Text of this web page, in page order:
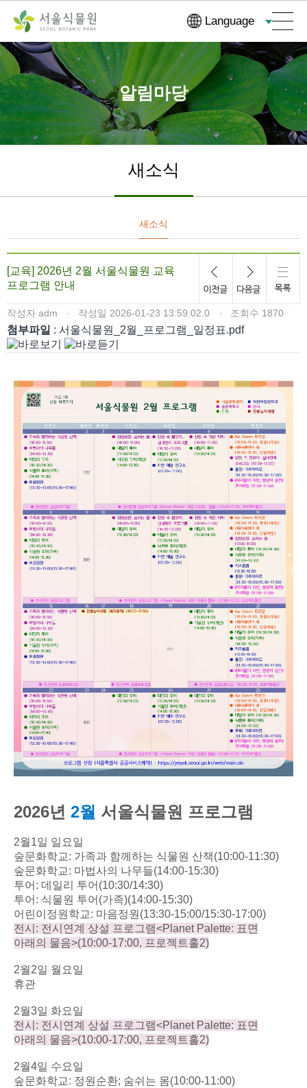
츠
바
로
가
기
본문으로
바로가기
Language
알림마당
새소식
새소식
[교육] 2026년 2월 서울식물원 교육
프로그램 안내
작성자 adm 작성일 2026-01-23 13:59:02.0 조회수 1870
첨부파일 : 서울식물원_2월_프로그램_일정표.pdf
2026년 2월 서울식물원 프로그램
2월1일 일요일
숲문화학교: 가족과 함께하는 식물원 산책(10:00-11:30)
숲문화학교: 마법사의 나무들(14:00-15:30)
투어 : 데일리 투어 (10:30/14:30)
투어 : 식물원 투어 (가족)(14:00-15:30)
어린이정원학교: 마음정원 (13:30-15:00/15:30-17:00)
전시 : 전시연계 상설 프로그램<Planet Palette: 표면
아래의 물음>(10:00-17:00, 프로젝트홀2)
2월2일 월요일
휴관
2월3일 화요일
전시 : 전시연계 상설 프로그램<Planet Palette: 표면
아래의 물음>(10:00-17:00, 프로젝트홀2)
2월4일 수요일
숲문화학교: 정원순환; 숨쉬는 몸(10:00-11:00)